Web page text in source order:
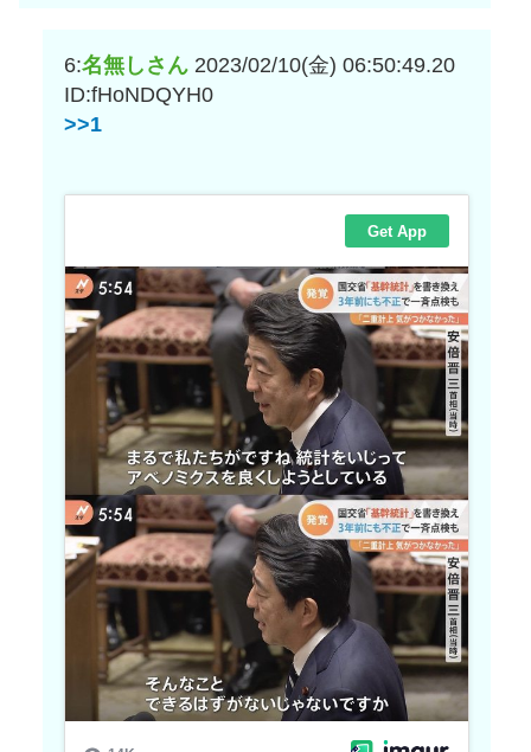
6:名無しさん 2023/02/10(金) 06:50:49.20
ID:fHoNDQYH0
>>1